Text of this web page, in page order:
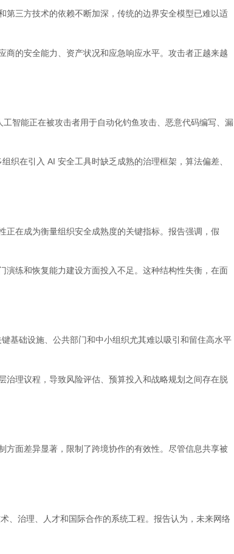
三方技术的依赖不断加深，传统的边界安全模型已难以适
的安全能力、资产状况和应急响应水平。攻击者正越来越
智能正在被攻击者用于自动化钓鱼攻击、恶意代码编写、漏
织在引入 AI 安全工具时缺乏成熟的治理框架，算法偏差、
正在成为衡量组织安全成熟度的关键指标。报告强调，假
练和恢复能力建设方面投入不足。这种结构性失衡，在面
基础设施、公共部门和中小组织尤其难以吸引和留住高水平
治理议程，导致风险评估、预算投入和战略规划之间存在脱
面差异显著，限制了跨境协作的有效性。尽管信息共享被
、治理、人才和国际合作的系统工程。报告认为，未来网络